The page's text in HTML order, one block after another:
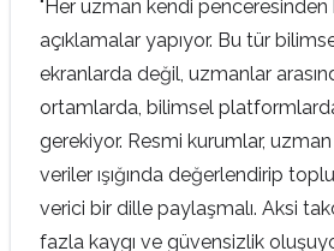
"Her uzman kendi penceresinden
açıklamalar yapıyor. Bu tür
ekranlarda değil, uzmanlar
ortamlarda, bilimsel
gerekiyor. Resmi kurumlar,
veriler ışığında değerlendirip
verici bir dille paylaşmalı. Aksi
fazla kaygı ve güvensizlik